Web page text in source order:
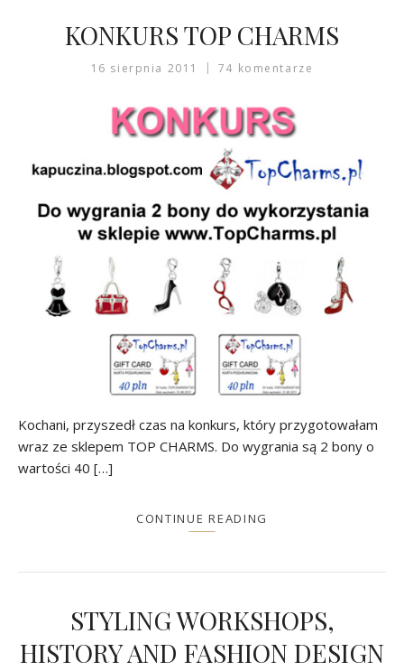
KONKURS TOP CHARMS
16 sierpnia 2011 74 komentarze
Kochani, przyszedł czas na konkurs, który przygotowałam
wraz ze sklepem TOP CHARMS. Do wygrania są 2 bony o
wartości 40 […]
CONTINUE READING
STYLING WORKSHOPS,
HISTORY AND FASHION DESIGN